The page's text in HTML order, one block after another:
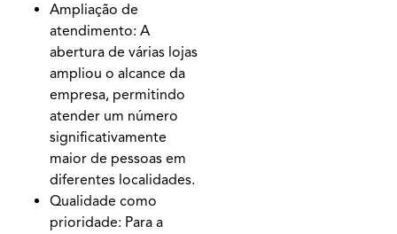
Ampliação de
atendimento: A
abertura de várias lojas
ampliou o alcance da
empresa, permitindo
atender um número
significativamente
maior de pessoas em
diferentes localidades.
Qualidade como
prioridade: Para a